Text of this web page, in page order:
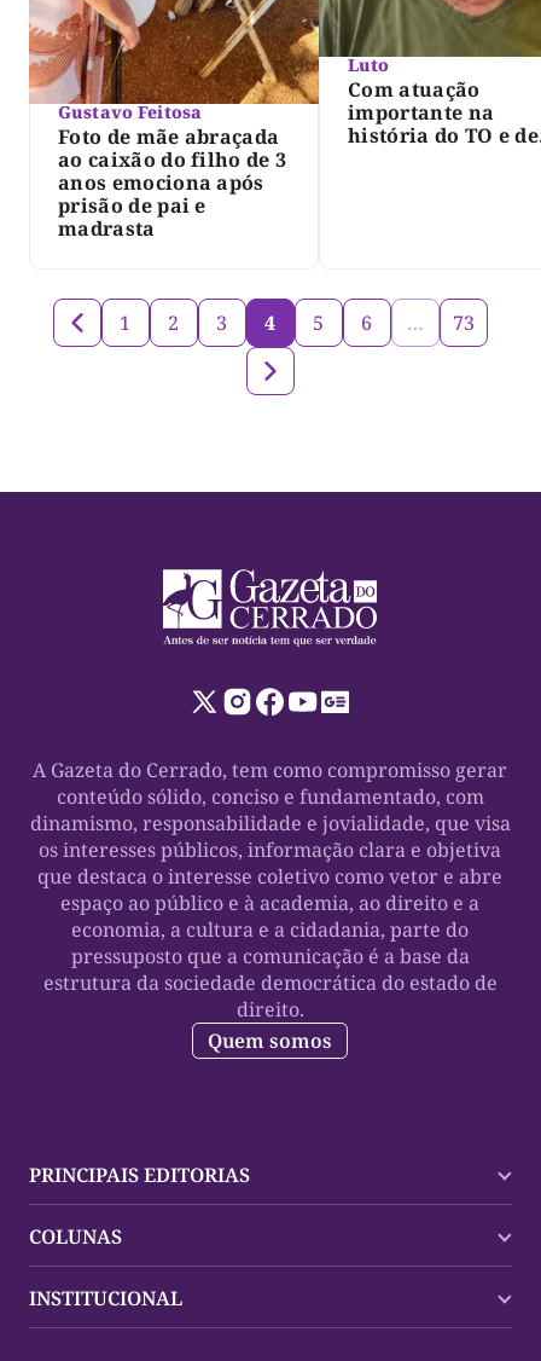
Gustavo Feitosa
Foto de mãe abraçada
ao caixão do filho de 3
anos emociona após
prisão de pai e
madrasta
Luto
Com atuação
importante na
história do TO e de
1 2 3 4 5 6 … 73
A Gazeta do Cerrado, tem como compromisso gerar
conteúdo sólido, conciso e fundamentado, com
dinamismo, responsabilidade e jovialidade, que visa
os interesses públicos, informação clara e objetiva
que destaca o interesse coletivo como vetor e abre
espaço ao público e à academia, ao direito e a
economia, a cultura e a cidadania, parte do
pressuposto que a comunicação é a base da
estrutura da sociedade democrática do estado de
direito.
Quem somos
PRINCIPAIS EDITORIAS
Palmas
Mundo
COLUNAS
Policial
INSTITUCIONAL